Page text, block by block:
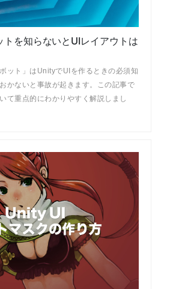
トを知らないとUIレイアウトは
ット」はUnityでUIを作るときの必須知
かないと事故が起きます。この記事で
て重点的にわかりやすく解説しまし